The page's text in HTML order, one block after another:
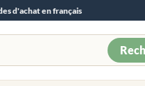
d'achat en français